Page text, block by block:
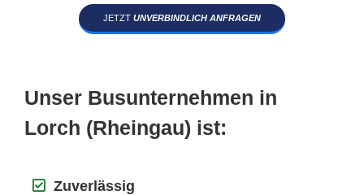
JETZT UNVERBINDLICH ANFRAGEN
Unser Busunternehmen in
Lorch (Rheingau) ist:
Zuverlässig